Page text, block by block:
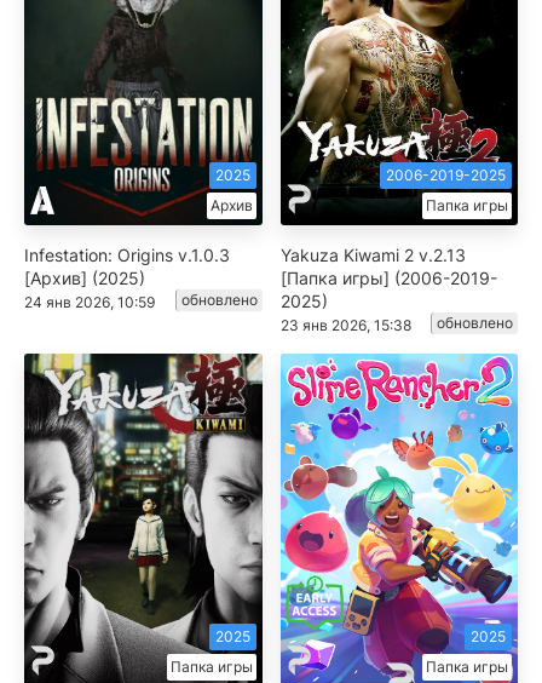
Архив
2025
Infestation: Origins v.1.0.3
[Архив] (2025)
24 янв 2026, 10:59 обновлено
Папка игры
2006-2019-2025
Yakuza Kiwami 2 v.2.13
[Папка игры] (2006-2019-
2025)
23 янв 2026, 15:38 обновлено
Папка игры
2025
Папка игры
2025